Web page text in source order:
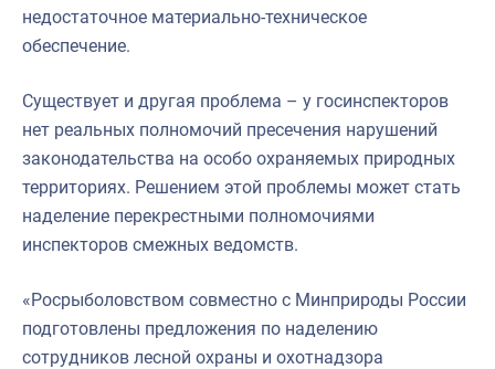
недостаточное материально-техническое
обеспечение.
Существует и другая проблема – у госинспекторов
нет реальных полномочий пресечения нарушений
законодательства на особо охраняемых природных
территориях. Решением этой проблемы может стать
наделение перекрестными полномочиями
инспекторов смежных ведомств.
«Росрыболовством совместно с Минприроды России
подготовлены предложения по наделению
сотрудников лесной охраны и охотнадзора